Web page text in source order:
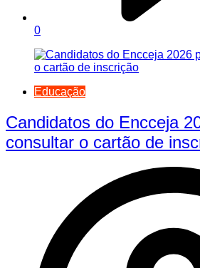
0
Educação
Candidatos do Encceja
consultar o cartão de